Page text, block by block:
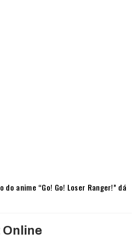
do anime “Go! Go! Loser Ranger!” dá
Online